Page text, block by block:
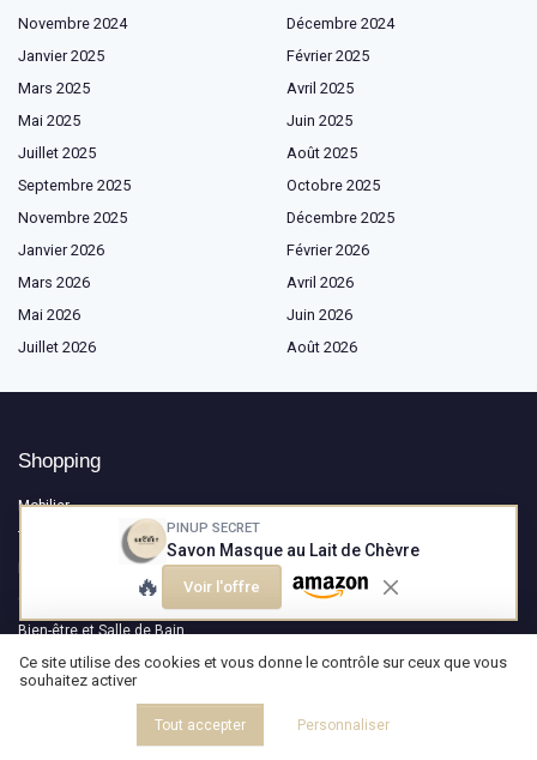
PINUP SECRET
Savon Masque au Lait de Chèvre
🔥 Voir l'offre
Novembre 2024
Décembre 2024
Janvier 2025
Février 2025
Mars 2025
Avril 2025
Mai 2025
Juin 2025
Juillet 2025
Août 2025
Septembre 2025
Octobre 2025
Novembre 2025
Décembre 2025
Janvier 2026
Février 2026
Mars 2026
Avril 2026
Mai 2026
Juin 2026
Juillet 2026
Août 2026
Shopping
Mobilier
Textiles
Éclairage
Cuisine
Bien-être et Salle de Bain
Outdoor
Ce site utilise des cookies et vous donne le contrôle sur ceux que vous
souhaitez activer
Tout accepter Personnaliser